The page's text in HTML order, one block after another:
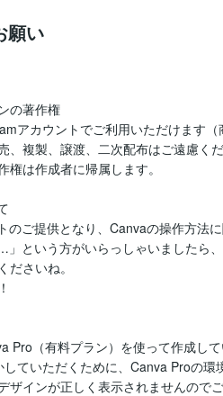
願い
の著作権
アカウントでご利用いただけます（
、複製、譲渡、二次配布はご遠慮くだ
は作成者に帰属します。
のご提供となり、Canvaの操作方法
という方がいらっしゃいましたら
さいね。
Pro（有料プラン）を使って作成して
ていただくために、Canva Proの環
ザインが正しく表示されませんのでご